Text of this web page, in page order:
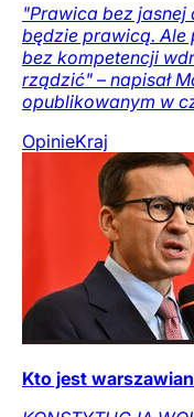
"Prawica bez
będzie prawicą.
bez kompetencji
rządzić" – napisał
opublikowanym w
OpinieKraj
Kto jest